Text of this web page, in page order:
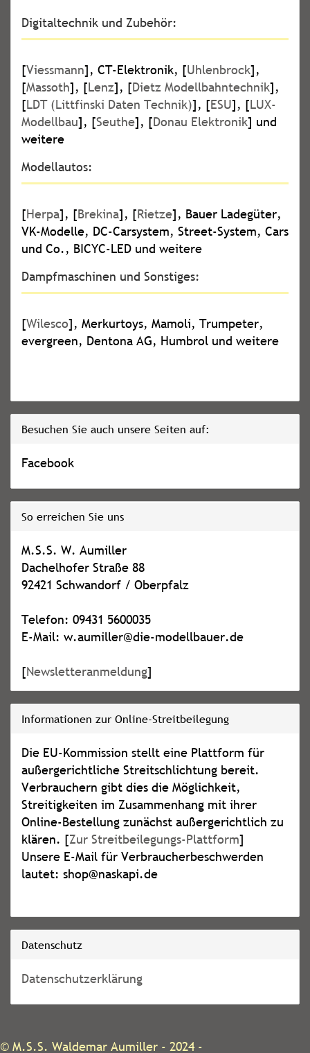
Digitaltechnik und Zubehör:
[Viessmann], CT-Elektronik, [Uhlenbrock],
[Massoth], [Lenz], [Dietz Modellbahntechnik],
[LDT (Littfinski Daten Technik)], [ESU], [LUX-
Modellbau], [Seuthe], [Donau Elektronik] und
weitere
Modellautos:
[Herpa], [Brekina], [Rietze], Bauer Ladegüter,
VK-Modelle, DC-Carsystem, Street-System, Cars
und Co., BICYC-LED und weitere
Dampfmaschinen und Sonstiges:
[Wilesco], Merkurtoys, Mamoli, Trumpeter,
evergreen, Dentona AG, Humbrol und weitere
Besuchen Sie auch unsere Seiten auf:
Facebook
So erreichen Sie uns
M.S.S. W. Aumiller
Dachelhofer Straße 88
92421 Schwandorf / Oberpfalz
Telefon: 09431 5600035
E-Mail: w.aumiller@die-modellbauer.de
[Newsletteranmeldung]
Informationen zur Online-Streitbeilegung
Die EU-Kommission stellt eine Plattform für
außergerichtliche Streitschlichtung bereit.
Verbrauchern gibt dies die Möglichkeit,
Streitigkeiten im Zusammenhang mit ihrer
Online-Bestellung zunächst außergerichtlich zu
klären. [Zur Streitbeilegungs-Plattform]
Unsere E-Mail für Verbraucherbeschwerden
lautet: shop@naskapi.de
Datenschutz
Datenschutzerklärung
© M.S.S. Waldemar Aumiller - 2024 -